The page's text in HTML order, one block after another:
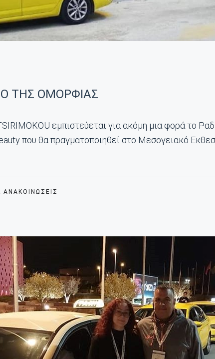
ΤΗΣ ΟΜΟΡΦΙΑΣ
εμπιστεύεται για ακόμη μια φορά το
που θα πραγματοποιηθεί στο Μεσογειακό
ΑΝΑΚΟΙΝΏΣΕΙΣ